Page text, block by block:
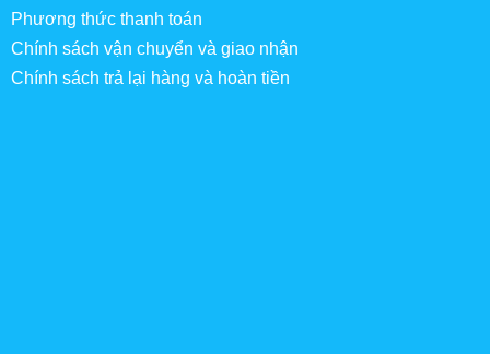
Phương thức thanh toán
Chính sách vận chuyển và giao nhận
Chính sách trả lại hàng và hoàn tiền